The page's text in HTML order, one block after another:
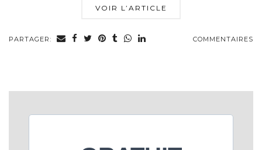
VOIR L’ARTICLE
PARTAGER: COMMENTAIRES